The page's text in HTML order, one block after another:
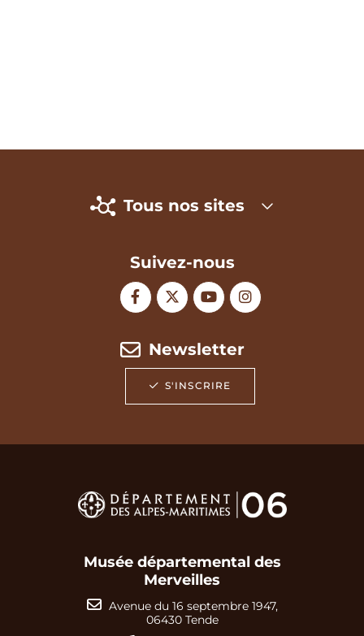
Tous nos sites
Suivez-nous
Newsletter
S'INSCRIRE
Musée départemental des
Merveilles
Avenue du 16 septembre 1947,
06430 Tende